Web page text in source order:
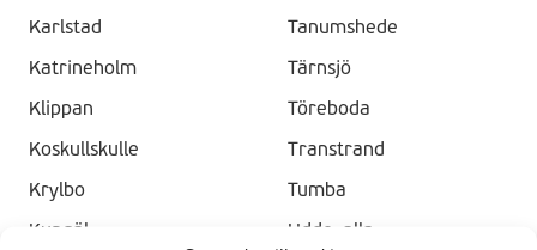
Karlstad
Katrineholm
Klippan
Koskullskulle
Krylbo
Kungälv
Tanumshede
Tärnsjö
Töreboda
Transtrand
Tumba
Uddevalla